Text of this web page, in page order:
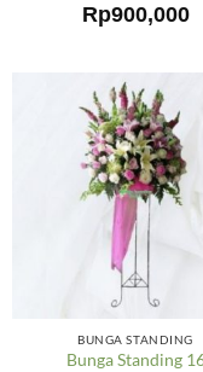
Rp900,000
BUNGA STANDING
Bunga Standing